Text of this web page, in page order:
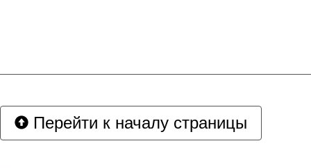
Перейти к началу страницы